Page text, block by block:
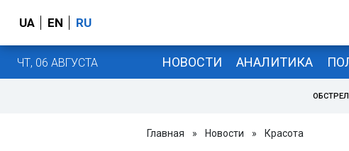
UA EN RU
ЧТ, 06 АВГУСТА НОВОСТИ АНАЛИТИКА
Главная » Новости » Красота